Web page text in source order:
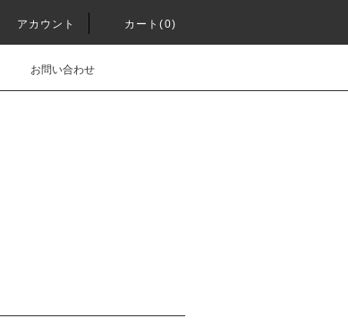
アカウント カート(0)
お問い合わせ